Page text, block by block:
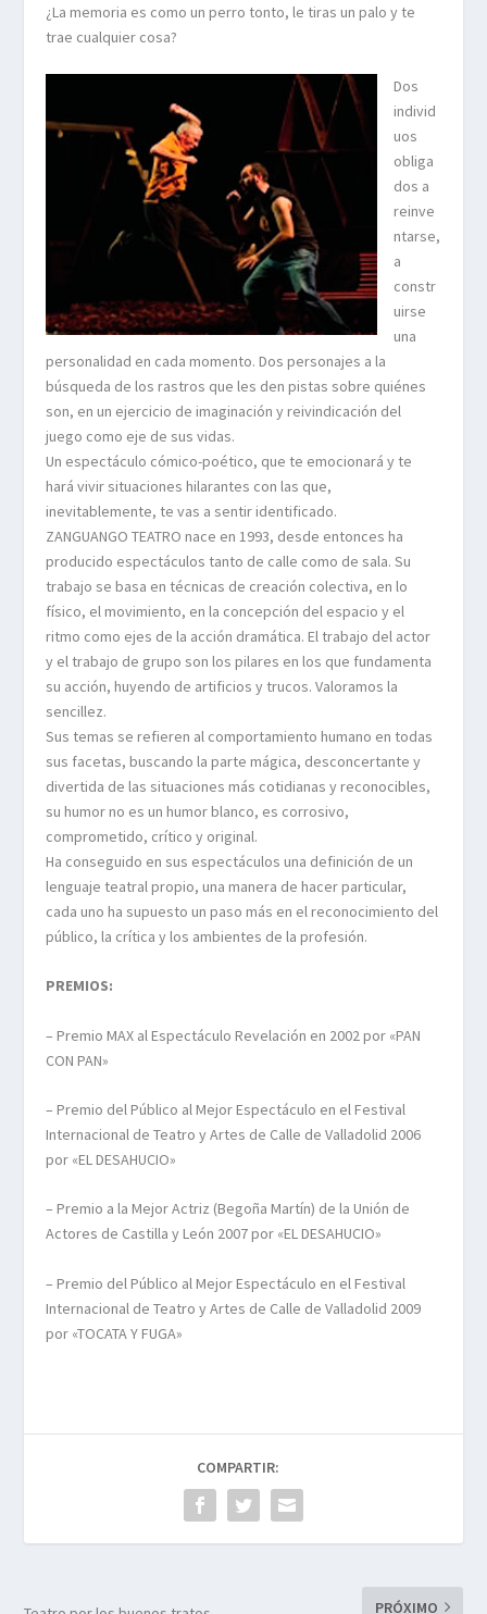
¿La memoria es como un perro tonto, le tiras un palo y te
trae cualquier cosa?
Dos
individ
uos
obliga
dos a
reinve
ntarse,
a
constr
uirse
una
personalidad en cada momento. Dos personajes a la
búsqueda de los rastros que les den pistas sobre quiénes
son, en un ejercicio de imaginación y reivindicación del
juego como eje de sus vidas.
Un espectáculo cómico-poético, que te emocionará y te
hará vivir situaciones hilarantes con las que,
inevitablemente, te vas a sentir identificado.
ZANGUANGO TEATRO nace en 1993, desde entonces ha
producido espectáculos tanto de calle como de sala. Su
trabajo se basa en técnicas de creación colectiva, en lo
físico, el movimiento, en la concepción del espacio y el
ritmo como ejes de la acción dramática. El trabajo del actor
y el trabajo de grupo son los pilares en los que fundamenta
su acción, huyendo de artificios y trucos. Valoramos la
sencillez.
Sus temas se refieren al comportamiento humano en todas
sus facetas, buscando la parte mágica, desconcertante y
divertida de las situaciones más cotidianas y reconocibles,
su humor no es un humor blanco, es corrosivo,
comprometido, crítico y original.
Ha conseguido en sus espectáculos una definición de un
lenguaje teatral propio, una manera de hacer particular,
cada uno ha supuesto un paso más en el reconocimiento del
público, la crítica y los ambientes de la profesión.
PREMIOS:
– Premio MAX al Espectáculo Revelación en 2002 por «PAN
CON PAN»
– Premio del Público al Mejor Espectáculo en el Festival
Internacional de Teatro y Artes de Calle de Valladolid 2006
por «EL DESAHUCIO»
– Premio a la Mejor Actriz (Begoña Martín) de la Unión de
Actores de Castilla y León 2007 por «EL DESAHUCIO»
– Premio del Público al Mejor Espectáculo en el Festival
Internacional de Teatro y Artes de Calle de Valladolid 2009
por «TOCATA Y FUGA»
COMPARTIR:
PRÓXIMO